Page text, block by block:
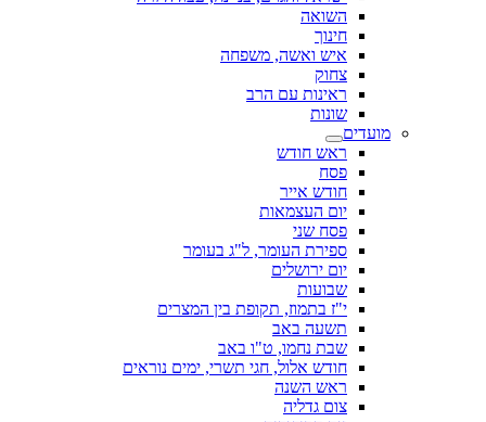
השואה
חינוך
איש ואשה, משפחה
צחוק
ראינות עם הרב
שונות
מועדים
ראש חודש
פסח
חודש אייר
יום העצמאות
פסח שני
ספירת העומר, ל"ג בעומר
יום ירושלים
שבועות
י"ז בתמוז, תקופת בין המצרים
תשעה באב
שבת נחמו, ט"ו באב
חודש אלול, חגי תשרי, ימים נוראים
ראש השנה
צום גדליה